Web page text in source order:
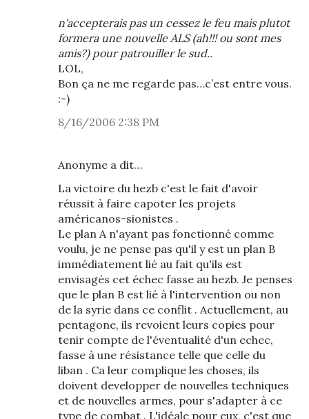
n'accepterais pas un cessez le feu mais plutot
formera une nouvelle ALS (ah!!! ou sont mes
amis?) pour patrouiller le sud..
LOL,
Bon ça ne me regarde pas…c’est entre vous.
:-)
8/16/2006 2:38 PM
Anonyme a dit…
La victoire du hezb c'est le fait d'avoir
réussit à faire capoter les projets
américanos-sionistes .
Le plan A n'ayant pas fonctionné comme
voulu, je ne pense pas qu'il y est un plan B
immédiatement lié au fait qu'ils est
envisagés cet échec fasse au hezb. Je penses
que le plan B est lié à l'intervention ou non
de la syrie dans ce conflit . Actuellement, au
pentagone, ils revoient leurs copies pour
tenir compte de l'éventualité d'un echec,
fasse à une résistance telle que celle du
liban . Ca leur complique les choses, ils
doivent developper de nouvelles techniques
et de nouvelles armes, pour s'adapter à ce
type de combat . L'idéale pour eux, c'est que